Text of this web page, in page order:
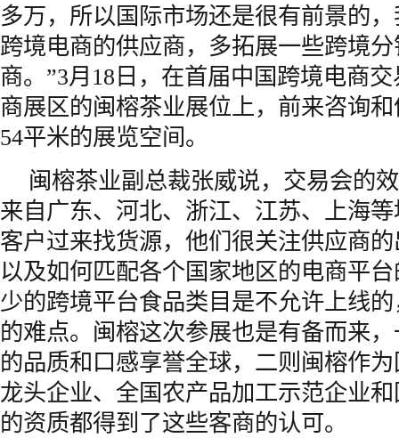
多万，所以国际市场还是很有前景的
跨境电商的供应商，多拓展一些跨境
商。”3月18日，在首届中国跨境电商
商展区的闽榕茶业展位上，前来咨询
54平米的展览空间。
闽榕茶业副总裁张威说，交易会的
来自广东、河北、浙江、江苏、上海
客户过来找货源，他们很关注供应商
以及如何匹配各个国家地区的电商平
少的跨境平台食品类目是不允许上线
的难点。闽榕这次参展也是有备而来
的品质和口感享誉全球，二则闽榕作
龙头企业、全国农产品加工示范企业
的资质都得到了这些客商的认可。